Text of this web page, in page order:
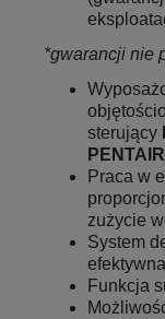
*gwarancji nie
sterujący
PENTAIR
Praca w
zużycie
System
Funkcja